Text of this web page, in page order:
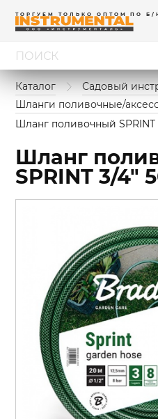
ТОРГУЕМ ТОЛЬКО ОПТОМ ПО Б/
Каталог
Садовый
Шланги поливочные/
Шланг поливочный SPRINT
Шланг
SPRINT 3/4"